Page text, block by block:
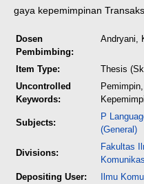
gaya kepemimpinan
Dosen
Pembimbing:
Andryani,
Item Type:
Thesis
Uncontrolled
Keywords:
Subjects:
P
(General)
Divisions:
Fakultas
Depositing User:
Ilmu